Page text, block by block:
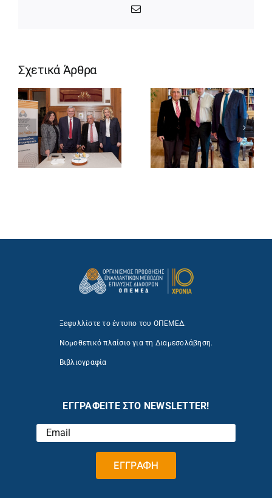
Email
Σχετικά Άρθρα
Ξεφυλλίστε το έντυπο του ΟΠΕΜΕΔ.
Νομοθετικό πλαίσιο για τη Διαμεσολάβηση.
Βιβλιογραφία
ΕΓΓΡΑΦΕΙΤΕ ΣΤΟ NEWSLETTER!